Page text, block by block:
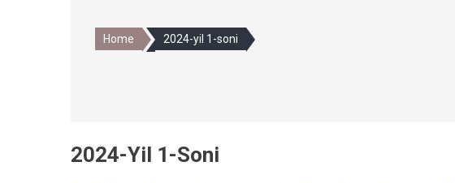
Home 2024-yil 1-soni
2024-Yil 1-Soni